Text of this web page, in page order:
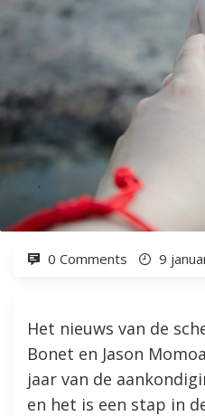
0 Comments 9
Het nieuws van de
Bonet en Jason
jaar van de
en het is een stap in